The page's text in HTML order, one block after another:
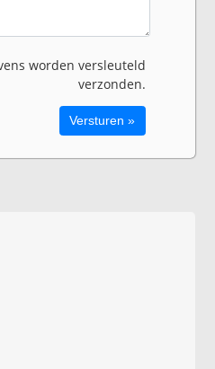
worden versleuteld
verzonden.